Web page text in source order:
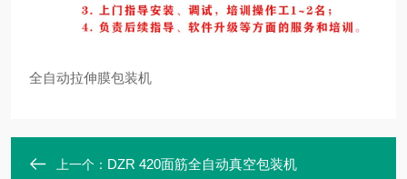
全自动拉伸膜包装机
上一个： DZR 420面筋全自动真空包装机